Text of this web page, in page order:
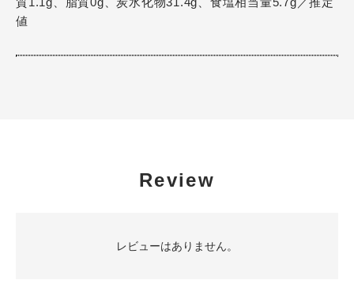
値
Review
レビューはありません。